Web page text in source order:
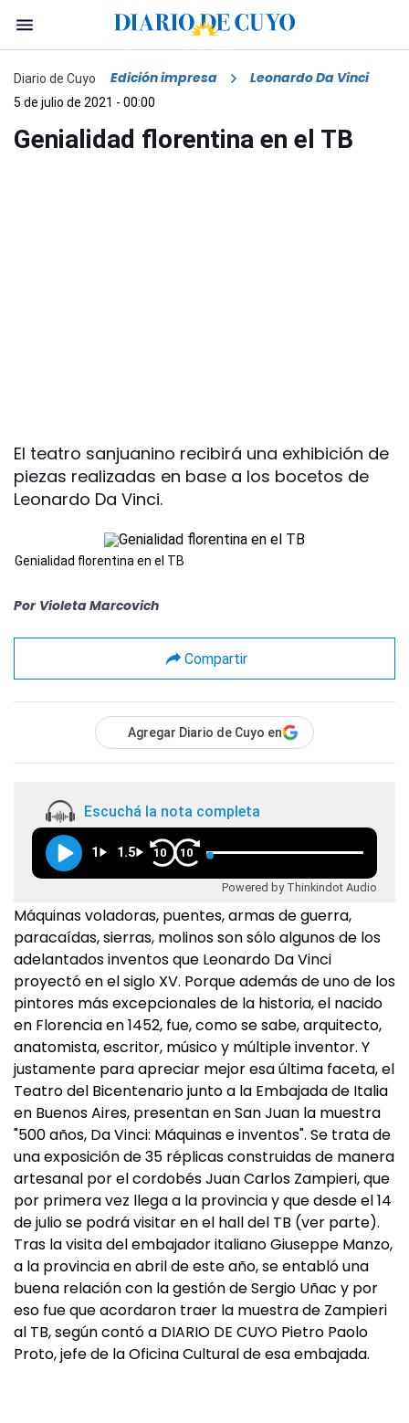
Diario de Cuyo Edición impresa Leonardo Da Vinci
5 de julio de 2021 - 00:00
Genialidad florentina en el TB
El teatro sanjuanino recibirá una exhibición de
piezas realizadas en base a los bocetos de
Leonardo Da Vinci.
Genialidad florentina en el TB
Por Violeta Marcovich
Compartir
Agregar Diario de Cuyo en
Escuchá la nota completa
1 1.5 10 10
Powered by Thinkindot Audio
Máquinas voladoras, puentes, armas de guerra,
paracaídas, sierras, molinos son sólo algunos de los
adelantados inventos que Leonardo Da Vinci
proyectó en el siglo XV. Porque además de uno de los
pintores más excepcionales de la historia, el nacido
en Florencia en 1452, fue, como se sabe, arquitecto,
anatomista, escritor, músico y múltiple inventor. Y
justamente para apreciar mejor esa última faceta, el
Teatro del Bicentenario junto a la Embajada de Italia
en Buenos Aires, presentan en San Juan la muestra
"500 años, Da Vinci: Máquinas e inventos". Se trata de
una exposición de 35 réplicas construidas de manera
artesanal por el cordobés Juan Carlos Zampieri, que
por primera vez llega a la provincia y que desde el 14
de julio se podrá visitar en el hall del TB (ver parte).
Tras la visita del embajador italiano Giuseppe Manzo,
a la provincia en abril de este año, se entabló una
buena relación con la gestión de Sergio Uñac y por
eso fue que acordaron traer la muestra de Zampieri
al TB, según contó a DIARIO DE CUYO Pietro Paolo
Proto, jefe de la Oficina Cultural de esa embajada.